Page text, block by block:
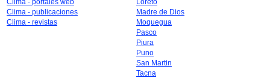
Clima - portales web
Clima - publicaciones
Clima - revistas
Loreto
Madre de Dios
Moquegua
Pasco
Piura
Puno
San Martin
Tacna